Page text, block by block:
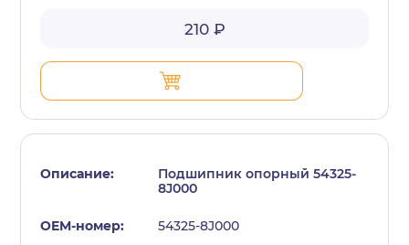
210 ₽
Подшипник опорный 54325-
8J000
54325-8J000